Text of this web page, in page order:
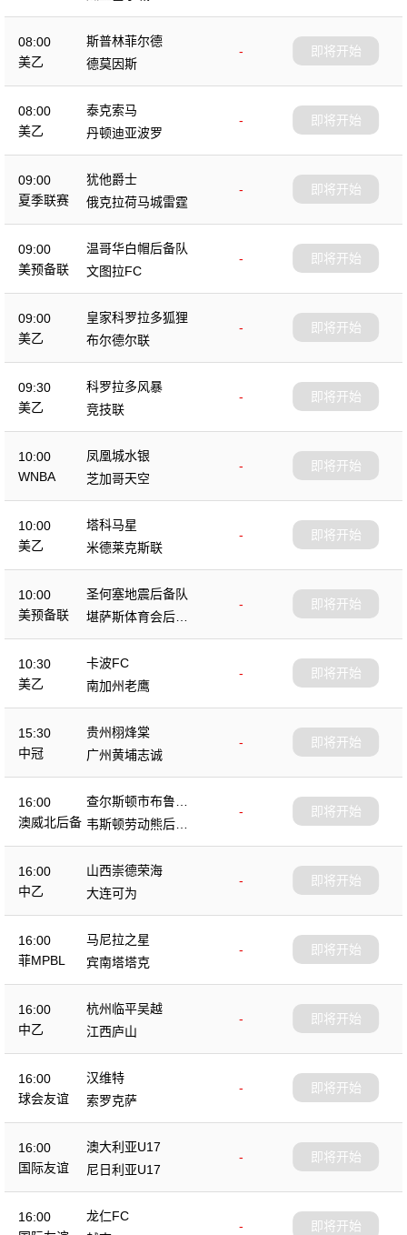
08:00
美乙
斯普林菲尔德
-
德莫因斯
即将开始
08:00
美乙
泰克索马
-
丹顿迪亚波罗
即将开始
09:00
夏季联赛
犹他爵士
-
俄克拉荷马城雷霆
即将开始
09:00
美预备联
温哥华白帽后备队
-
文图拉FC
即将开始
09:00
美乙
皇家科罗拉多狐狸
-
布尔德尔联
即将开始
09:30
美乙
科罗拉多风暴
-
竞技联
即将开始
10:00
WNBA
凤凰城水银
-
芝加哥天空
即将开始
10:00
美乙
塔科马星
-
米德莱克斯联
即将开始
10:00
美预备联
圣何塞地震后备队
-
堪萨斯体育会后备
队
即将开始
10:30
美乙
卡波FC
-
南加州老鹰
即将开始
15:30
中冠
贵州栩烽棠
-
广州黄埔志诚
即将开始
16:00
澳威北后备
查尔斯顿市布鲁斯
后备队
-
韦斯顿劳动熊后备
队
即将开始
16:00
中乙
山西崇德荣海
-
大连可为
即将开始
16:00
菲MPBL
马尼拉之星
-
宾南塔塔克
即将开始
16:00
中乙
杭州临平吴越
-
江西庐山
即将开始
16:00
球会友谊
汉维特
-
索罗克萨
即将开始
16:00
国际友谊
澳大利亚U17
-
尼日利亚U17
即将开始
16:00
龙仁FC
-
即将开始